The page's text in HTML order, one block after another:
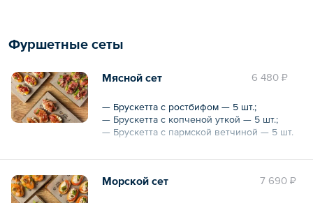
Фуршетные сеты
6 480 ₽
Мясной сет
— Брускетта с ростбифом — 5 шт.;
— Брускетта с копченой уткой — 5 шт.;
— Брускетта с пармской ветчиной — 5 шт.
Общий вес – 820 г
7 690 ₽
Морской сет